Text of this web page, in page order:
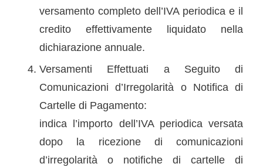
versamento completo dell’IVA periodica e il
credito effettivamente liquidato nella
dichiarazione annuale.
Versamenti Effettuati a Seguito di
Comunicazioni d’Irregolarità o Notifica di
Cartelle di Pagamento:
indica l’importo dell’IVA periodica versata
dopo la ricezione di comunicazioni
d’irregolarità o notifiche di cartelle di